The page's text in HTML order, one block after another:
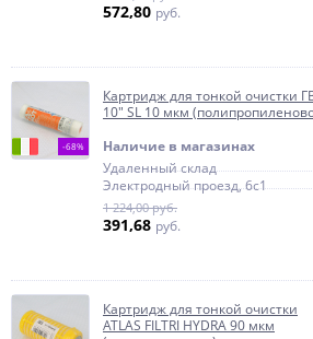
572,80 руб.
-68%
Картридж для тонкой очистки
10" SL 10 мкм
Наличие в магазинах
Удаленный склад
Электродный проезд, 6с1
1 224,00 руб.
391,68 руб.
Картридж для тонкой очистки
ATLAS FILTRI HYDRA 90 мкм